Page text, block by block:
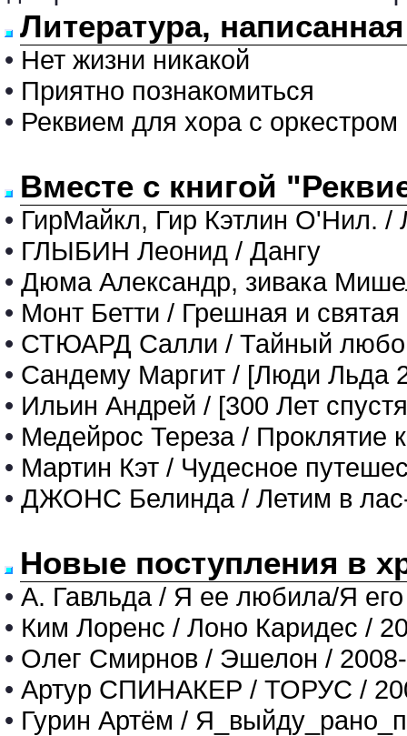
Литература,
• Нет жизни никакой
• Приятно познакомиться
• Реквием для хора с оркестром
Вместе с книгой
• ГирМайкл, Гир Кэтлин О'Нил. /
• ГЛЫБИН Леонид / Дангу
• Дюма Александр, зивака
• Монт Бетти / Грешная и святая
• СТЮАРД Салли / Тайный
• Сандему Маргит / [Люди Льда
• Ильин Андрей / [300 Лет
• Медейрос Тереза / Проклятие
• Мартин Кэт / Чудесное
• ДЖОНС Белинда / Летим в
Новые поступления в
• А. Гавльда / Я ее любила/Я
• Ким Лоренс / Лоно Каридес /
• Олег Смирнов / Эшелон /
• Артур СПИНАКЕР / ТОРУС /
• Гурин Артём /